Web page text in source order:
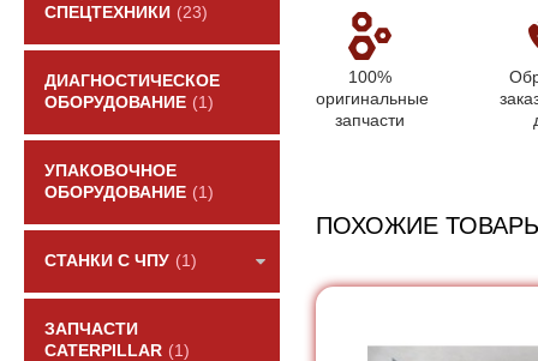
СПЕЦТЕХНИКИ (23)
ДИАГНОСТИЧЕСКОЕ
ОБОРУДОВАНИЕ (1)
УПАКОВОЧНОЕ
ОБОРУДОВАНИЕ (1)
СТАНКИ С ЧПУ (1)
ЗАПЧАСТИ
CATERPILLAR (1)
100%
оригинальные
запчасти
ПОХОЖИЕ